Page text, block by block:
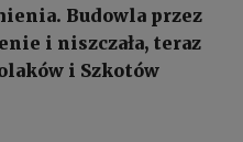
Budowla przez
i niszczała, teraz
i Szkotów